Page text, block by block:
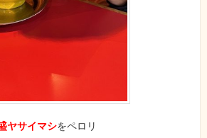
ヤサイマシをペロリ